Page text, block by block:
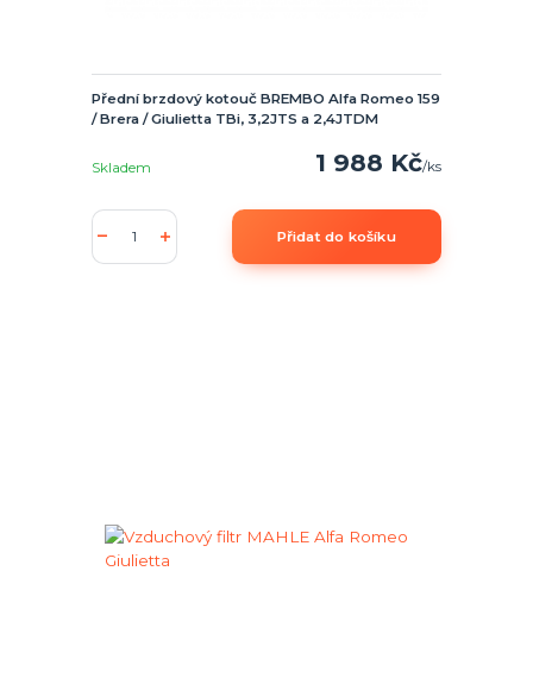
Přední brzdový kotouč BREMBO Alfa Romeo 159
/ Brera / Giulietta TBi, 3,2JTS a 2,4JTDM
1 988 Kč/ks
Skladem
Přidat do košíku